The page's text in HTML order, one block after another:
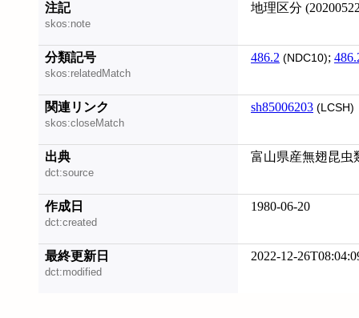
注記
skos:note
地理区分
分類記号
skos:relatedMatch
486.2 (NDC10);
関連リンク
skos:closeMatch
sh85006203 (LCSH)
出典
dct:source
富山県産無翅昆虫
作成日
dct:created
1980-06-20
最終更新日
dct:modified
2022-12-